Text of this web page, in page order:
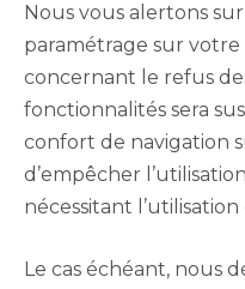
Nous vous alertons
paramétrage sur
concernant le refus
fonctionnalités sera
confort de navigation
d’empêcher
nécessitant
Le cas échéant, nous